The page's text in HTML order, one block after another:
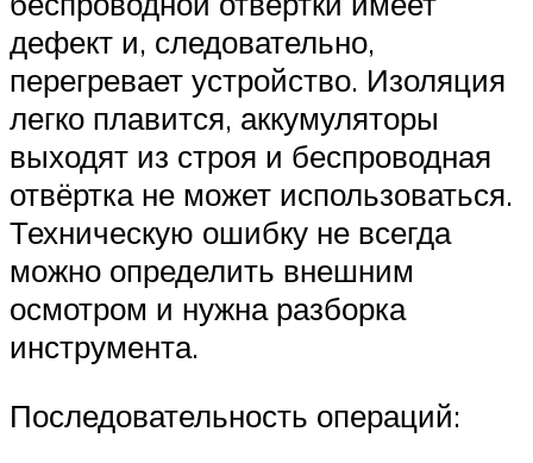
дефект и, следовательно,
перегревает устройство. Изоляция
легко плавится, аккумуляторы
выходят из строя и беспроводная
отвёртка не может использоваться.
Техническую ошибку не всегда
можно определить внешним
осмотром и нужна разборка
инструмента.
Последовательность операций: